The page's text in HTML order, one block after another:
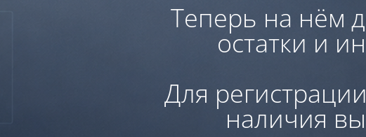
Теперь на нём
остатки и
Для
наличия